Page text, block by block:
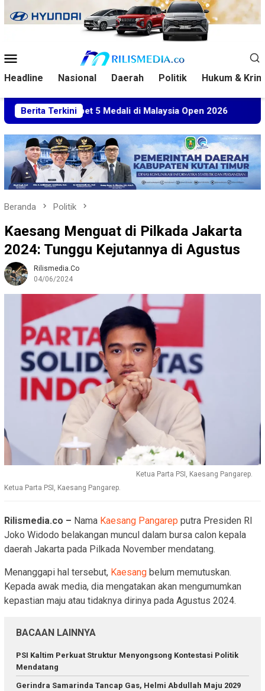
ke
Mobile
Headline Nasional Daerah Politik Hukum &
Berita Terkini
Sabet 5 Medali di Malaysia Open 2026 Kuasa
Beranda Politik
Kaesang Menguat di Pilkada Jakarta
2024: Tunggu Kejutannya di Agustus
Rilismedia.co
04/06/2024
Ketua Parta PSI, Kaesang Pangarep.
Ketua Parta PSI, Kaesang Pangarep.
Rilismedia.co – Nama Kaesang Pangarep putra Presiden RI
Joko Widodo belakangan muncul dalam bursa calon kepala
daerah Jakarta pada Pilkada November mendatang.
Menanggapi hal tersebut, Kaesang belum memutuskan.
Kepada awak media, dia mengatakan akan mengumumkan
kepastian maju atau tidaknya dirinya pada Agustus 2024.
BACAAN LAINNYA
PSI Kaltim Perkuat Struktur Menyongsong Kontestasi Politik
Mendatang
Gerindra Samarinda Tancap Gas, Helmi Abdullah Maju 2029